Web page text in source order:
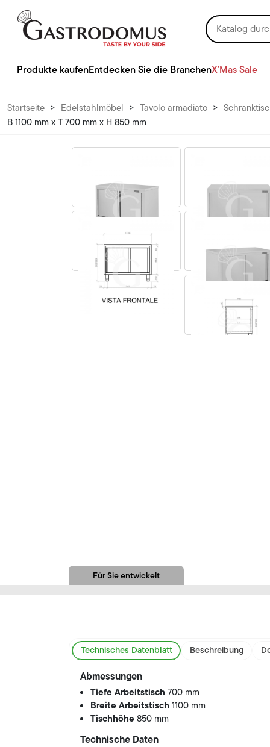
Produkte kaufenEntdecken Sie die BranchenX'Mas Sale
Startseite > Edelstahlmöbel > Tavolo armadiato >
B 1100 mm x T 700 mm x H 850 mm
Für Sie entwickelt
Technisches Datenblatt Beschreibung
Abmessungen
Tiefe Arbeitstisch700 mm
Breite Arbeitstisch1100 mm
Tischhöhe850 mm
Technische Daten